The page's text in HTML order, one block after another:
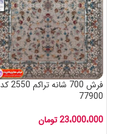
فرش 700 شانه تراکم 2550 کد
77900
23،000،000تومان